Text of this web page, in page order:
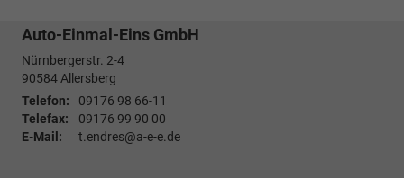
Auto-Einmal-Eins GmbH
Nürnbergerstr. 2-4
90584Allersberg
Telefon:
09176 98 66-11
Telefax:
09176 99 90 00
E-Mail:
t.endres@a-e-e.de